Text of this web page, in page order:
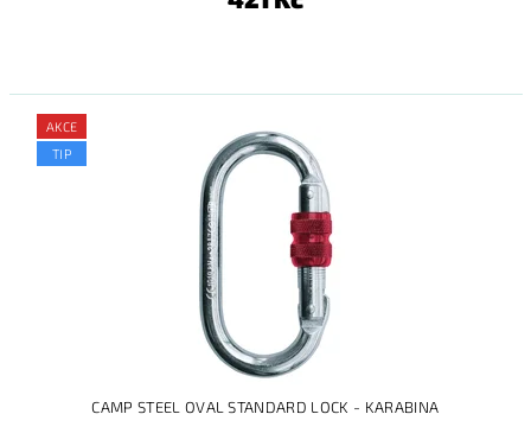
AKCE
TIP
CAMP STEEL OVAL STANDARD LOCK - KARABINA